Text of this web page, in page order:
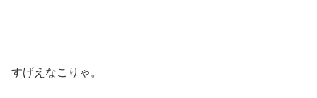
すげえなこりゃ。